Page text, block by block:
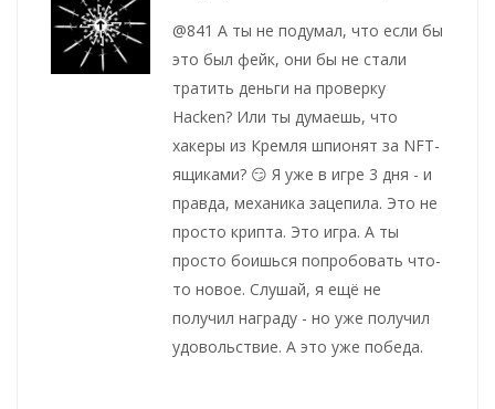
@841 А ты не подумал, что если бы
это был фейк, они бы не стали
тратить деньги на проверку
Hacken? Или ты думаешь, что
хакеры из Кремля шпионят за NFT-
ящиками? 😏 Я уже в игре 3 дня - и
правда, механика зацепила. Это не
просто крипта. Это игра. А ты
просто боишься попробовать что-
то новое. Слушай, я ещё не
получил награду - но уже получил
удовольствие. А это уже победа.